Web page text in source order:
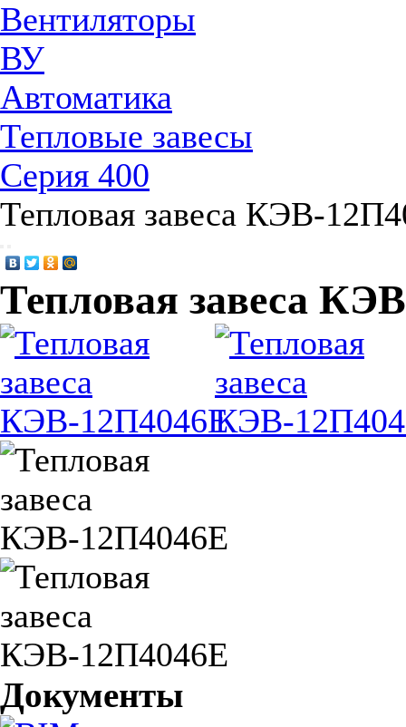
Вентиляторы
ВУ
Автоматика
Тепловые завесы
Серия 400
Тепловая завеса КЭВ-
Тепловая завеса
Документы